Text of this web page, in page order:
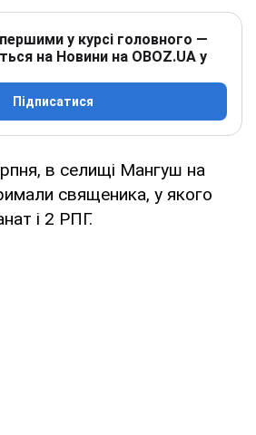
у курсі головного —
на Новини на OBOZ.UA у
Підписатися
в селищі Мангуш на
священика, у якого
і 2 РПГ.